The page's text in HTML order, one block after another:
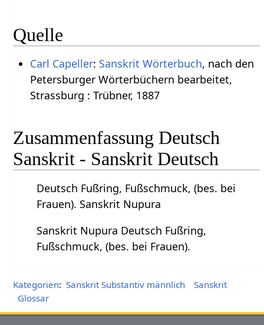
Quelle
Carl Capeller: Sanskrit Wörterbuch, nach den
Petersburger Wörterbüchern bearbeitet,
Strassburg : Trübner, 1887
Zusammenfassung Deutsch
Sanskrit - Sanskrit Deutsch
Deutsch Fußring, Fußschmuck, (bes. bei
Frauen). Sanskrit Nupura
Sanskrit Nupura Deutsch Fußring,
Fußschmuck, (bes. bei Frauen).
Kategorien: Sanskrit Substantiv männlich
Sanskrit
Glossar